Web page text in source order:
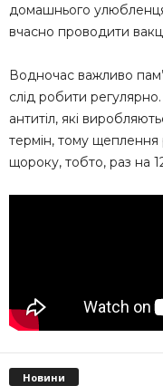
домашнього
вчасно проводити
Водночас важливо
слід робити
антитіл, які
термін, тому
щороку, тобто, раз на
Новини